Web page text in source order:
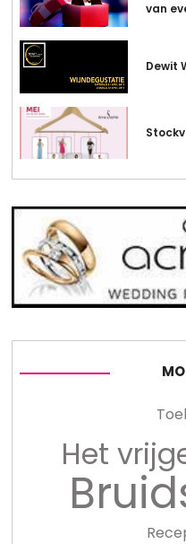
van
Dewit
Het